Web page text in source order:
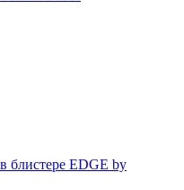
блистере EDGE by